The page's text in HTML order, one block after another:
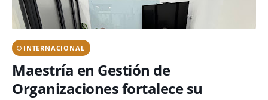
INTERNACIONAL
Maestría en Gestión de
Organizaciones fortalece su